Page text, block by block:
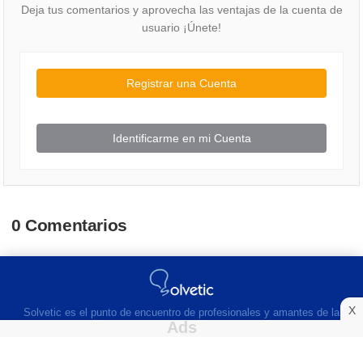
Deja tus comentarios y aprovecha las ventajas de la cuenta de
usuario ¡Únete!
Registrar una Cuenta
Identificarme en mi Cuenta
0 Comentarios
X
Solvetic es el punto de encuentro de profesionales y amantes de la
tecnología. Una comunidad que te sorprenderá y ayudará en más de